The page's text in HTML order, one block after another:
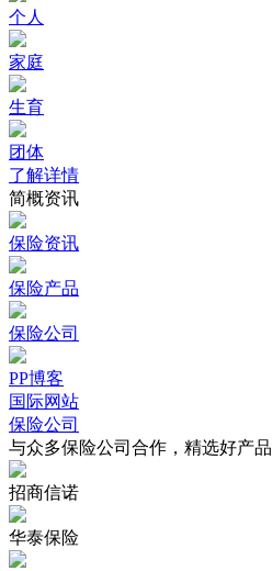
个人
家庭
生育
团体
了解详情
简概资讯
保险资讯
保险产品
保险公司
PP博客
国际网站
保险公司
与众多保险公司合作，精选好产品
招商信诺
华泰保险